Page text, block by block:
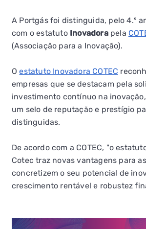
A Portgás foi distinguida, pelo 4.º
com o estatuto Inovadorapela
(Associação para a Inovação).
Oestatuto Inovadora COTEC
empresas que se destacam pela
investimento contínuo na
um selo de reputação e prestígio
distinguidas.
De acordo com a COTEC, "o
Cotec traz novas vantagens para
concretizem o seu potencial de
crescimento rentável e robustez